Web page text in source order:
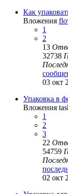
Как
Вложения
1
2
13
32738
03 окт
Упаковка в
Вложения
1
2
3
22
54759
02 окт